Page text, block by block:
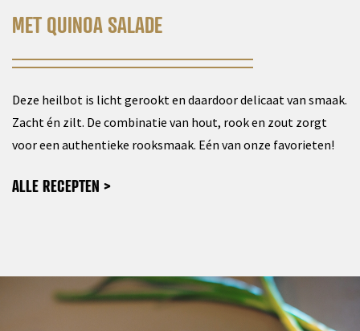
MET QUINOA SALADE
Deze heilbot is licht gerookt en daardoor delicaat van smaak.
Zacht én zilt. De combinatie van hout, rook en zout zorgt
voor een authentieke rooksmaak. Eén van onze favorieten!
ALLE RECEPTEN >